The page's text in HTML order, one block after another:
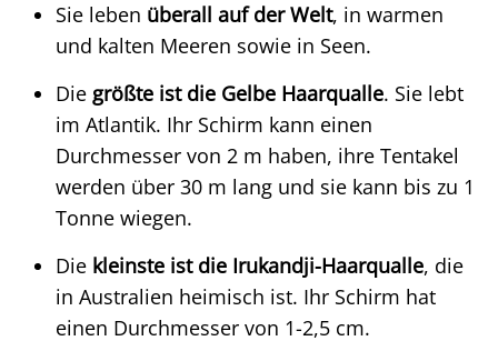
Sie leben überall auf der Welt, in warmen
und kalten Meeren sowie in Seen.
Die größte ist die Gelbe Haarqualle. Sie lebt
im Atlantik. Ihr Schirm kann einen
Durchmesser von 2 m haben, ihre Tentakel
werden über 30 m lang und sie kann bis zu 1
Tonne wiegen.
Die kleinste ist die Irukandji-Haarqualle, die
in Australien heimisch ist. Ihr Schirm hat
einen Durchmesser von 1-2,5 cm.